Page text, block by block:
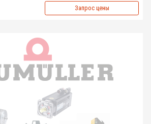
Запрос цены